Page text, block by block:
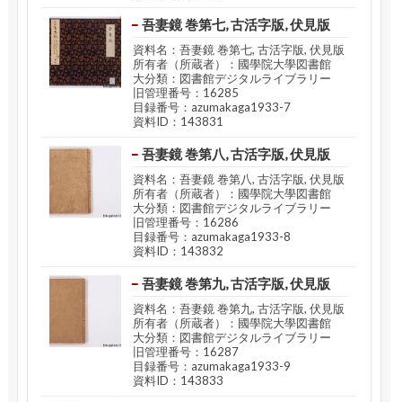
吾妻鏡 巻第七, 古活字版, 伏見版
資料名：吾妻鏡 巻第七, 古活字版, 伏見版
所有者（所蔵者）：國學院大學図書館
大分類：図書館デジタルライブラリー
旧管理番号：16285
目録番号：azumakaga1933-7
資料ID：143831
吾妻鏡 巻第八, 古活字版, 伏見版
資料名：吾妻鏡 巻第八, 古活字版, 伏見版
所有者（所蔵者）：國學院大學図書館
大分類：図書館デジタルライブラリー
旧管理番号：16286
目録番号：azumakaga1933-8
資料ID：143832
吾妻鏡 巻第九, 古活字版, 伏見版
資料名：吾妻鏡 巻第九, 古活字版, 伏見版
所有者（所蔵者）：國學院大學図書館
大分類：図書館デジタルライブラリー
旧管理番号：16287
目録番号：azumakaga1933-9
資料ID：143833